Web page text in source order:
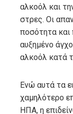
αλκοόλ και
στρες. Οι
ποσότητα και
αυξημένο
αλκοόλ κατά
Ενώ αυτά τα
χαμηλότερο
ΗΠΑ, η